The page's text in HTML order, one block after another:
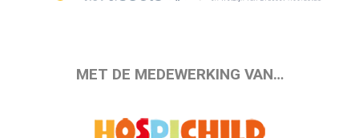
MET DE MEDEWERKING VAN…